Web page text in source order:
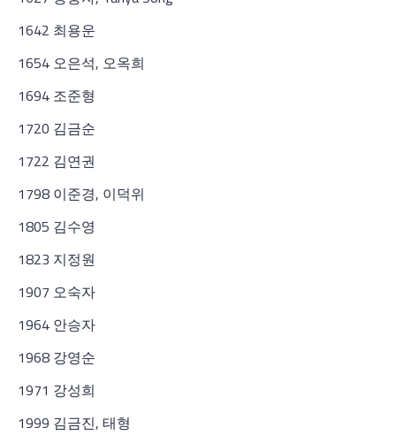
1642 최용운
1654 오은석, 오옥희
1694 조준형
1720 김금순
1722 김연권
1798 이준경, 이덕위
1805 김수영
1823 지정원
1907 오숙자
1964 안승자
1968 강영순
1971 강성희
1999 김금진, 태형